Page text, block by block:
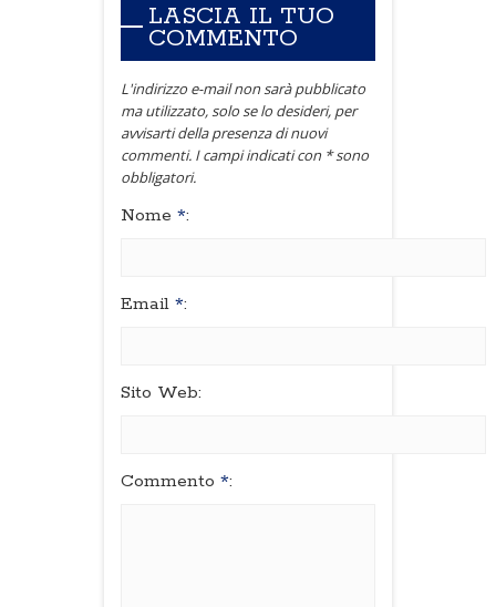
LASCIA IL TUO
COMMENTO
L'indirizzo e-mail non sarà pubblicato
ma utilizzato, solo se lo desideri, per
avvisarti della presenza di nuovi
commenti. I campi indicati con * sono
obbligatori.
Nome *:
Email *:
Sito Web:
Commento *: